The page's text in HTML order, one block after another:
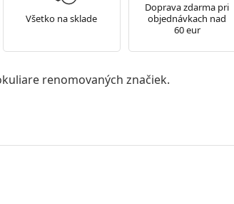
Všetko na sklade
Doprava zdarma pri
objednávkach nad
60 eur
renomovaných značiek.